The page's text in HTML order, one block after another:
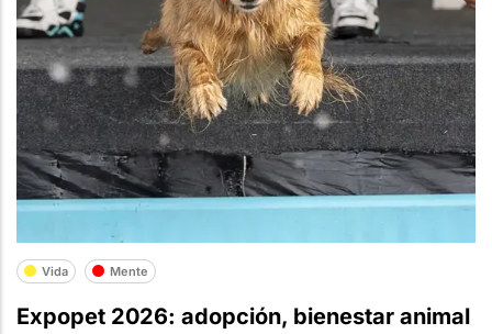
Vida Mente
Expopet 2026: adopción, bienestar animal